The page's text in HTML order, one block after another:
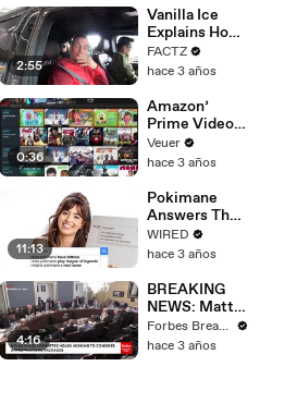
Potential
Merger
2:55
Vanilla Ice
Explains How
the 90’s
Shaped
FACTZ
hace 3 años
0:36
Amazon’
Prime Video
Will Show
Commercials
Year
Veuer
hace 3 años
11:13
Pokimane
Answers The
Web's Most
Searched
WIRED
hace 3 años
4:16
BREAKING
NEWS: Matt
Gaetz Tells
House
Forbes Breaking News
hace 3 años